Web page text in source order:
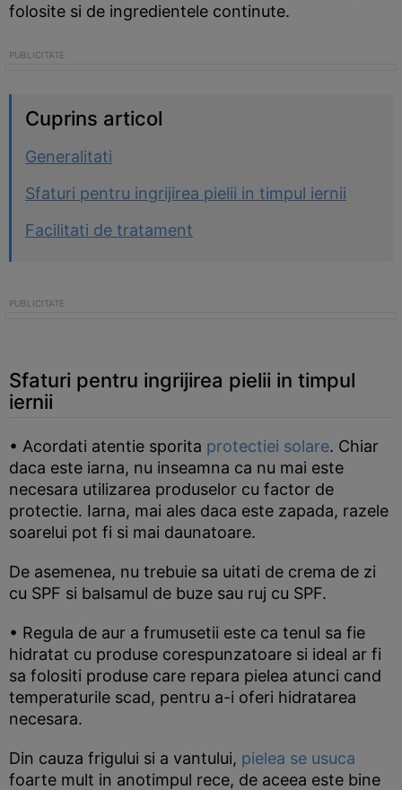
folosite si de ingredientele continute.
Cuprins articol
Generalitati
Sfaturi pentru ingrijirea pielii in timpul iernii
Facilitati de tratament
Sfaturi pentru ingrijirea pielii in timpul
iernii
• Acordati atentie sporita protectiei solare. Chiar
daca este iarna, nu inseamna ca nu mai este
necesara utilizarea produselor cu factor de
protectie. Iarna, mai ales daca este zapada, razele
soarelui pot fi si mai daunatoare.
De asemenea, nu trebuie sa uitati de crema de zi
cu SPF si balsamul de buze sau ruj cu SPF.
• Regula de aur a frumusetii este ca tenul sa fie
hidratat cu produse corespunzatoare si ideal ar fi
sa folositi produse care repara pielea atunci cand
temperaturile scad, pentru a-i oferi hidratarea
necesara.
Din cauza frigului si a vantului, pielea se usuca
foarte mult in anotimpul rece, de aceea este bine